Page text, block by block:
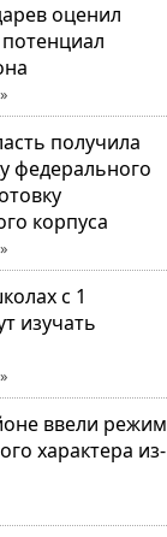
оценил
получила
федерального
корпуса
с 1
изучать
ввели режим
характера из-